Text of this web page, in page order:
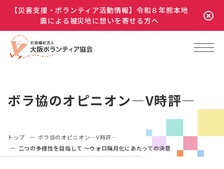
【災害支援・ボランティア活動情報】令和８年熊本地
震による被災地に想いを寄せる方へ
ボラ協のオピニオン―V時評―
トップ
ボラ協のオピニオン―V時評―
二つの多様性を目指して ～ウォロ隔月化にあたっての決意